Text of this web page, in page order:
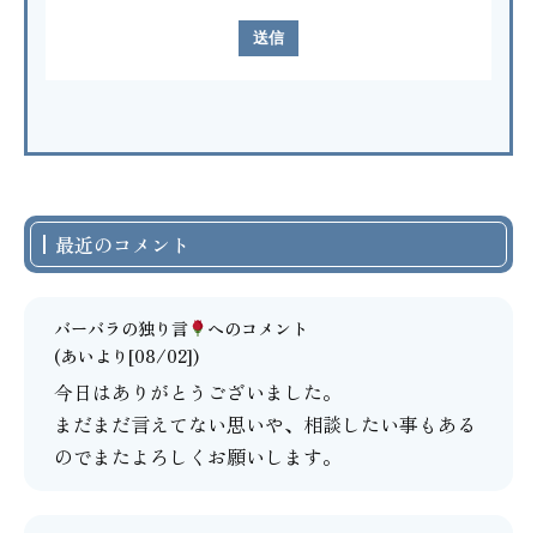
最近のコメント
バーバラの独り言
へのコメント
(あいより[08/02])
今日はありがとうございました。
まだまだ言えてない思いや、相談したい事もある
のでまたよろしくお願いします。